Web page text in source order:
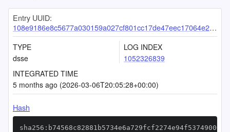
Entry UUID:
108e9186e8c5677a030159a027cf801cc17de47eec17064e2396102bd53aa959d22d4e1deb772401
TYPE
dsse
LOG INDEX
1052326839
INTEGRATED TIME
5 months ago (2026-03-06T20:05:28+00:00)
Hash